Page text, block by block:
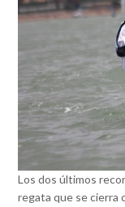
Los dos últimos
regata que se cierra